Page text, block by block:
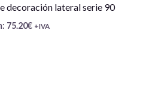
decoración lateral serie 90
75.20€ +IVA